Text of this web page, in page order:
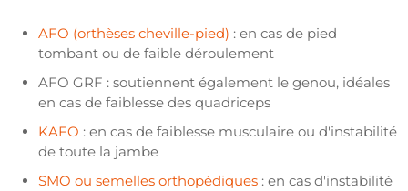
AFO (orthèses cheville-pied) : en cas de pied
tombant ou de faible déroulement
AFO GRF : soutiennent également le genou, idéales
en cas de faiblesse des quadriceps
KAFO : en cas de faiblesse musculaire ou d'instabilité
de toute la jambe
SMO ou semelles orthopédiques : en cas d'instabilité